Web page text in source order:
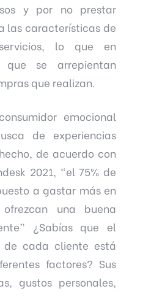
y por no prestar
las características de
lo que en
que se arrepientan
que realizan.
emocional
de experiencias
de acuerdo con
2021, “el 75% de
a gastar más en
una buena
¿Sabías que el
de cada cliente está
factores? Sus
gustos personales,